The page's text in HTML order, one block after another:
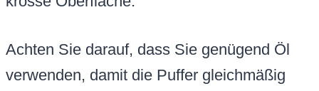
Achten Sie darauf, dass Sie genügend Öl
verwenden, damit die Puffer gleichmäßig